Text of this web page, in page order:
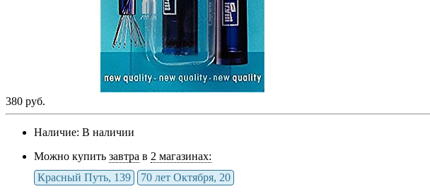
380 руб.
Наличие: В наличии
Можно купить завтра в 2 магазинах:
Красный Путь, 139
70 лет Октября, 20